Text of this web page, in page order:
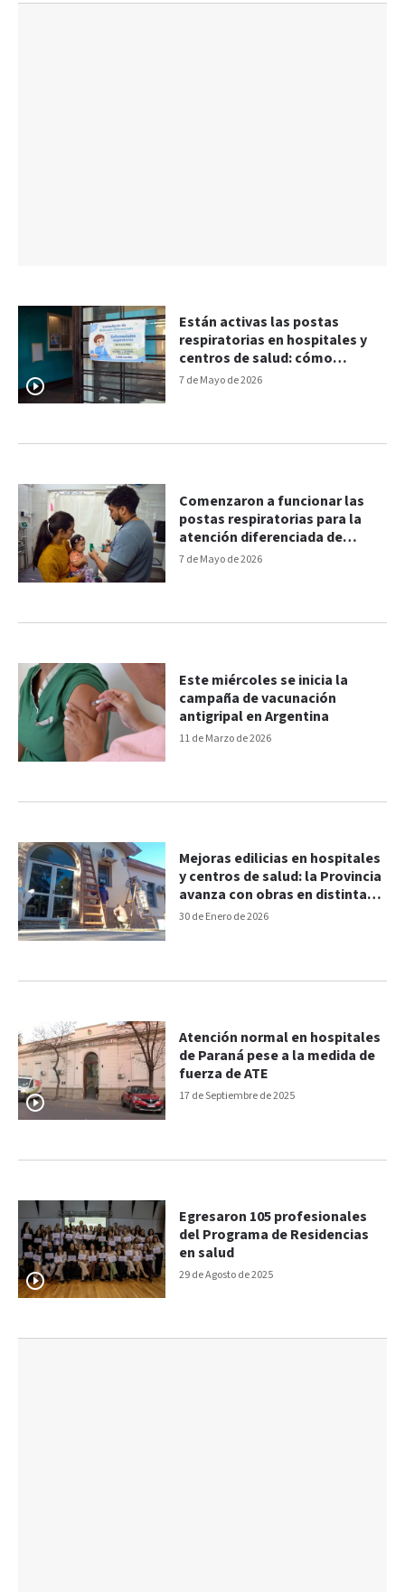
7 de Mayo de 2026
Están activas las postas
respiratorias en hospitales y
centros de salud: cómo
funcionan
7 de Mayo de 2026
Comenzaron a funcionar las
postas respiratorias para la
atención diferenciada de
pacientes pediátricos
11 de Marzo de 2026
Este miércoles se inicia la
campaña de vacunación
antigripal en Argentina
30 de Enero de 2026
Mejoras edilicias en hospitales
y centros de salud: la Provincia
avanza con obras en distintas
ciudades entrerrianas
17 de Septiembre de 2025
Atención normal en hospitales
de Paraná pese a la medida de
fuerza de ATE
29 de Agosto de 2025
Egresaron 105 profesionales
del Programa de Residencias
en salud